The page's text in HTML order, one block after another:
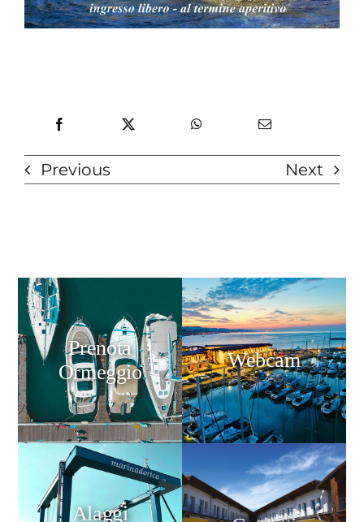
Previous Next
Prenota
Ormeggio
Webcam
Alaggi